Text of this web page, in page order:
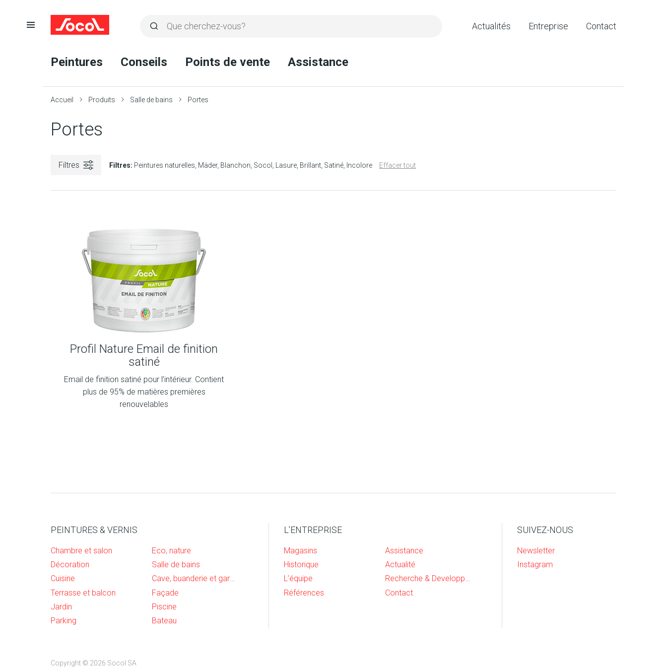
Rechercher
recherche
Ouvrir
Peintures Conseils Points de vente Assistance
Actualités Entreprise Contact
Accueil Produits Salle de bains Portes
Portes
Filtres Filtres: Peintures naturelles Mäder Blanchon Socol Lasure Brillant Satiné Incolore Effacer tout
Profil Nature Email de finition
satiné
Email de finition satiné pour l’intérieur. Contient
plus de 95% de matières premières
renouvelables
PEINTURES & VERNIS
Chambre et salon
Eco, nature
Décoration
Salle de bains
Cuisine
Cave, buanderie et garage
Terrasse et balcon
Façade
Jardin
Piscine
Parking
Bateau
L’ENTREPRISE
Magasins
Assistance
Historique
Actualité
L’équipe
Recherche & Developpement
Références
Contact
SUIVEZ-NOUS
Newsletter
Instagram
Copyright © 2026 Socol SA